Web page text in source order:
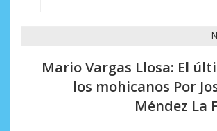
Mario Vargas Llosa: El
los mohicanos Por
Méndez La